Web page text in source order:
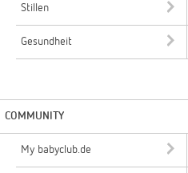
Stillen
Gesundheit
COMMUNITY
My babyclub.de